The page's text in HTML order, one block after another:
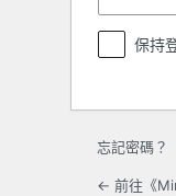
保持
忘記密碼？
← 前往《